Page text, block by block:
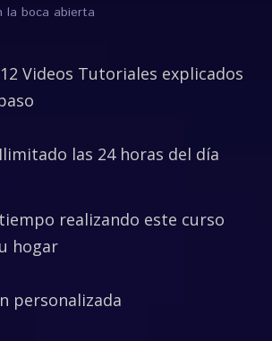
la boca abierta
Videos Tutoriales explicados
las 24 horas del día
realizando este curso
hogar
personalizada